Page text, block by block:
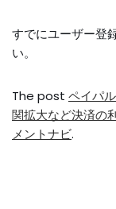
すでにユーザー登
い。
The post ペイパ
関拡大など決済の
メントナビ.